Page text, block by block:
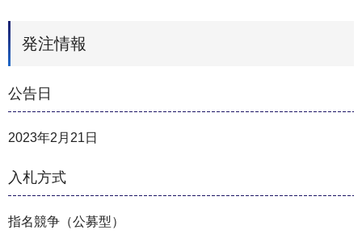
発注情報
公告日
2023年2月21日
入札方式
指名競争（公募型）